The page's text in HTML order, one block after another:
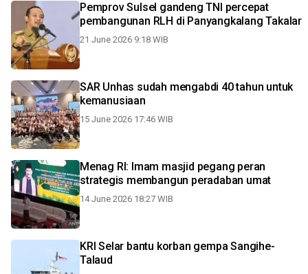
Pemprov Sulsel gandeng TNI percepat
pembangunan RLH di Panyangkalang Takalar
21 June 2026 9:18 WIB
SAR Unhas sudah mengabdi 40 tahun untuk
kemanusiaan
15 June 2026 17:46 WIB
Menag RI: Imam masjid pegang peran
strategis membangun peradaban umat
14 June 2026 18:27 WIB
KRI Selar bantu korban gempa Sangihe-
Talaud